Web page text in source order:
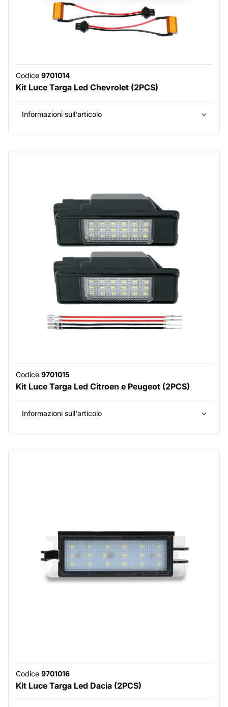
Codice 9701014
Kit Luce Targa Led Chevrolet (2PCS)
Informazioni sull'articolo
Codice 9701015
Kit Luce Targa Led Citroen e Peugeot (2PCS)
Informazioni sull'articolo
Codice 9701016
Kit Luce Targa Led Dacia (2PCS)